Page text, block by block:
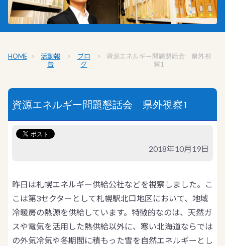
HOME >
活動報
告
>
ブロ
グ
>
資源エネルギー問題懇話会 県外視
察1
資源エネルギー問題懇話会 県外視察1
2018年10月19日
昨日は札幌エネルギー供給公社などを視察しました。こ
こは第3セクターとして札幌駅北口地区において、地域
冷暖房の熱源を供給しています。特徴的なのは、天然ガ
スや電気を活用した熱供給以外に、寒い北海道ならでは
の外気冷気や冬期間に積もった雪を自然エネルギーとし